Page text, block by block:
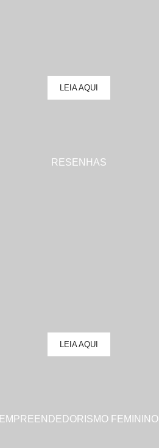
LEIA AQUI
RESENHAS
LEIA AQUI
EMPREENDEDORISMO FEMININO